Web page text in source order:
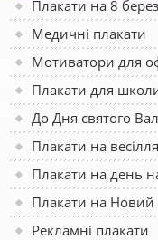
Плакати на 8
Медичні плакати
Мотиватори для
Плакати для
До Дня святого
Плакати на весілля
Плакати на день
Плакати на Новий
Рекламні плакати